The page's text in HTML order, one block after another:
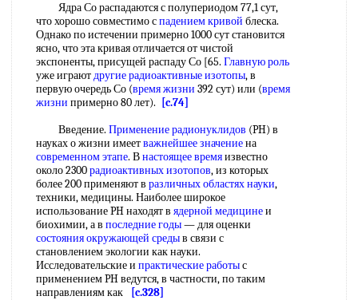
Ядра Со распадаются с полупериодом 77,1 сут,
что хорошо совместимо спадением кривой блеска.
Однако по истечении примерно 1000 сут становится
ясно, что эта кривая отличается от чистой
экспоненты, присущей распаду Со [65. Главную роль
уже играютдругие радиоактивные изотопы, в
первую очередь Со (время жизни 392 сут) или (время
жизни примерно 80 лет).
[c.74]
Введение. Применение радионуклидов (PH) в
науках о жизни имеетважнейшее значениена
современном этапе. Внастоящее времяизвестно
около 2300радиоактивных изотопов, из которых
более 200 применяют в различных областях науки,
техники, медицины. Наиболее широкое
использование PH находят в ядерной медицинеи
биохимии, а в последние годы— для оценки
состояния окружающей средыв связи с
становлением экологии как науки.
Исследовательские и практические работыс
применением PH ведутся, в частности, по таким
направлениям как
[c.328]